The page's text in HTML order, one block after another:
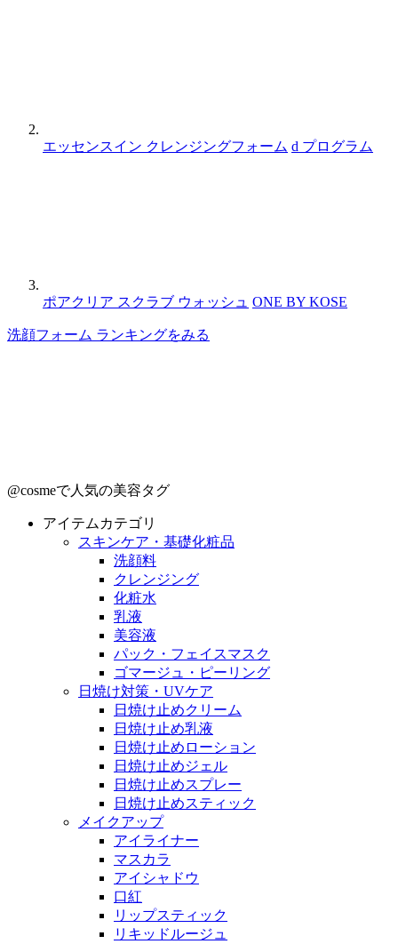
エッセンスイン クレンジングフォーム d プログラム
ポアクリア スクラブ ウォッシュ ONE BY KOSE
洗顔フォーム ランキングをみる
@cosmeで人気の美容タグ
アイテムカテゴリ
スキンケア・基礎化粧品
洗顔料
クレンジング
化粧水
乳液
美容液
パック・フェイスマスク
ゴマージュ・ピーリング
日焼け対策・UVケア
日焼け止めクリーム
日焼け止め乳液
日焼け止めローション
日焼け止めジェル
日焼け止めスプレー
日焼け止めスティック
メイクアップ
アイライナー
マスカラ
アイシャドウ
口紅
リップスティック
リキッドルージュ